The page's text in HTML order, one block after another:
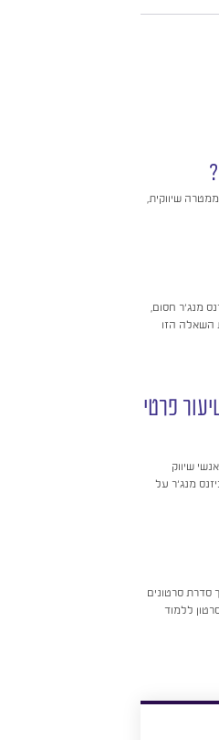
שיווקית,
מנג'ר חסום,
השאלה הזו
פרטי
שיווק
מנג'ר על
סדרת סרטונים